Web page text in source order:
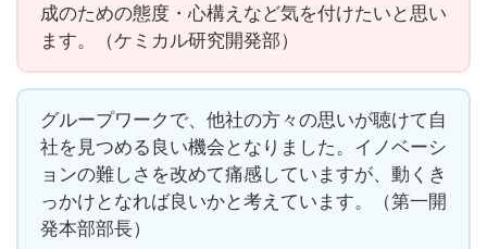
成のための態度・心構えなど気を付けたいと思い
ます。（ケミカル研究開発部）
グループワークで、他社の方々の思いが聴けて自
社を見つめる良い機会となりました。イノベーシ
ョンの難しさを改めて痛感していますが、動くき
っかけとなれば良いかと考えています。（第一開
発本部部長）